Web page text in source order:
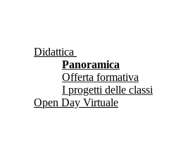
Didattica
Panoramica
Offerta formativa
I progetti delle classi
Open Day Virtuale